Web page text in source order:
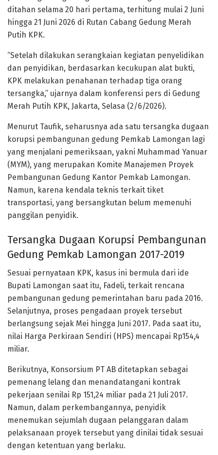
ditahan selama 20 hari pertama, terhitung mulai 2 Juni
hingga 21 Juni 2026 di Rutan Cabang Gedung Merah
Putih KPK.
“Setelah dilakukan serangkaian kegiatan penyelidikan
dan penyidikan, berdasarkan kecukupan alat bukti,
KPK melakukan penahanan terhadap tiga orang
tersangka,” ujarnya dalam konferensi pers di Gedung
Merah Putih KPK, Jakarta, Selasa (2/6/2026).
Menurut Taufik, seharusnya ada satu tersangka dugaan
korupsi pembangunan gedung Pemkab Lamongan lagi
yang menjalani pemeriksaan, yakni Muhammad Yanuar
(MYM), yang merupakan Komite Manajemen Proyek
Pembangunan Gedung Kantor Pemkab Lamongan.
Namun, karena kendala teknis terkait tiket
transportasi, yang bersangkutan belum memenuhi
panggilan penyidik.
Tersangka Dugaan Korupsi Pembangunan
Gedung Pemkab Lamongan 2017-2019
Sesuai pernyataan KPK, kasus ini bermula dari ide
Bupati Lamongan saat itu, Fadeli, terkait rencana
pembangunan gedung pemerintahan baru pada 2016.
Selanjutnya, proses pengadaan proyek tersebut
berlangsung sejak Mei hingga Juni 2017. Pada saat itu,
nilai Harga Perkiraan Sendiri (HPS) mencapai Rp154,4
miliar.
Berikutnya, Konsorsium PT AB ditetapkan sebagai
pemenang lelang dan menandatangani kontrak
pekerjaan senilai Rp 151,24 miliar pada 21 Juli 2017.
Namun, dalam perkembangannya, penyidik
menemukan sejumlah dugaan pelanggaran dalam
pelaksanaan proyek tersebut yang dinilai tidak sesuai
dengan ketentuan yang berlaku.